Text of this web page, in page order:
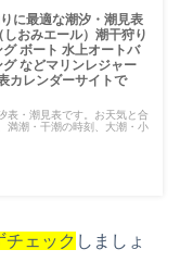
に最適な潮汐・潮見表
おみエール）潮干狩り
ボート 水上オートバ
などマリンレジャー
カレンダーサイトで
表・潮見表です。お天気と合
満潮・干潮の時刻、大潮・小
チェック しましょ